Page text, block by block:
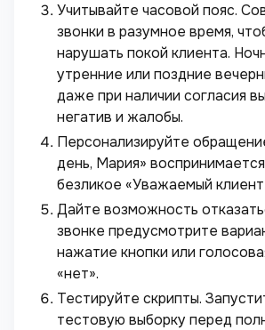
Учитывайте часовой пояс.
звонки в разумное время,
нарушать покой клиента.
утренние или поздние
даже при наличии согласия
негатив и жалобы.
Персонализируйте
день, Мария»
безликое «Уважаемый
Дайте возможность
звонке предусмотрите
нажатие кнопки или
«нет».
Тестируйте скрипты.
тестовую выборку перед